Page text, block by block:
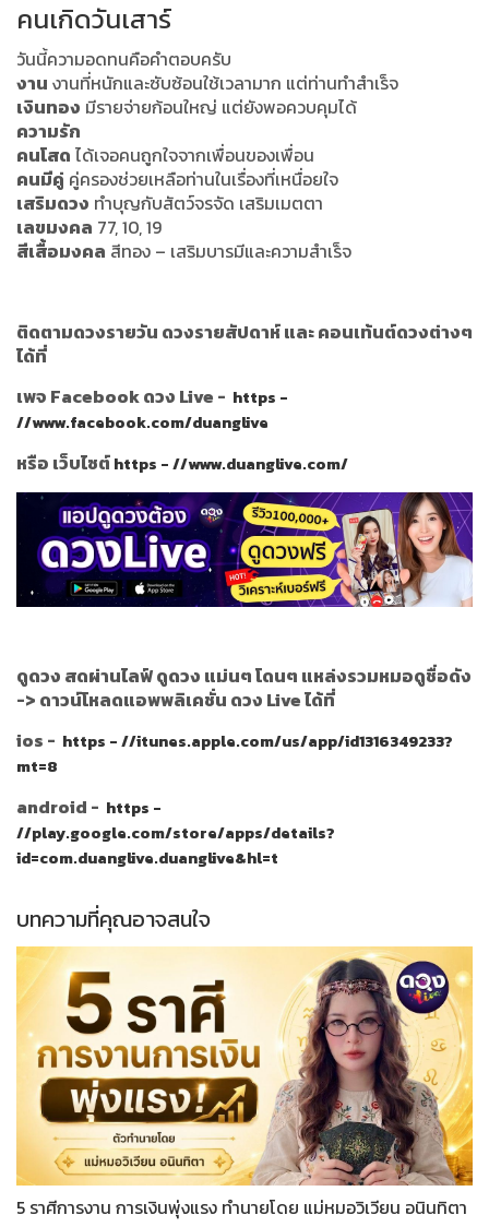
คนเกิดวันเสาร์
วันนี้ความอดทนคือคำตอบครับ
งาน งานที่หนักและซับซ้อนใช้เวลามาก แต่ท่านทำสำเร็จ
เงินทอง มีรายจ่ายก้อนใหญ่ แต่ยังพอควบคุมได้
ความรัก
คนโสด ได้เจอคนถูกใจจากเพื่อนของเพื่อน
คนมีคู่ คู่ครองช่วยเหลือท่านในเรื่องที่เหนื่อยใจ
เสริมดวง ทำบุญกับสัตว์จรจัด เสริมเมตตา
เลขมงคล 77, 10, 19
สีเสื้อมงคล สีทอง – เสริมบารมีและความสำเร็จ
ติดตามดวงรายวัน ดวงรายสัปดาห์ และ คอนเท้นต์ดวงต่างๆ
ได้ที่
เพจ Facebook ดวง Live - https -
//www.facebook.com/duanglive
หรือ เว็บไซต์https - //www.duanglive.com/
ดูดวง สดผ่านไลฟ์ ดูดวง แม่นๆ โดนๆ แหล่งรวมหมอดูชื่อดัง
-> ดาวน์โหลดแอพพลิเคชั่น ดวง Live ได้ที่
ios - https - //itunes.apple.com/us/app/id1316349233?
mt=8
android - https -
//play.google.com/store/apps/details?
id=com.duanglive.duanglive&hl=t
บทความที่คุณอาจสนใจ
5 ราศีการงาน การเงินพุ่งแรง ทำนายโดย แม่หมอวิเวียน อนินทิตา